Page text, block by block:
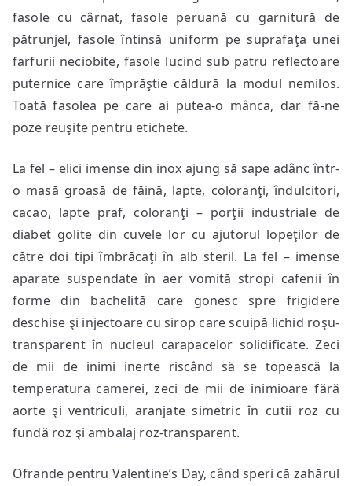
fasole cu cârnat, fasole peruană cu garnitură de
pătrunjel, fasole întinsă uniform pe suprafaţa unei
farfurii neciobite, fasole lucind sub patru reflectoare
puternice care împrăştie căldură la modul nemilos.
Toată fasolea pe care ai putea-o mânca, dar fă-ne
poze reuşite pentru etichete.
La fel – elici imense din inox ajung să sape adânc într-
o masă groasă de făină, lapte, coloranţi, îndulcitori,
cacao, lapte praf, coloranţi – porţii industriale de
diabet golite din cuvele lor cu ajutorul lopeţilor de
către doi tipi îmbrăcaţi în alb steril. La fel – imense
aparate suspendate în aer vomită stropi cafenii în
forme din bachelită care gonesc spre frigidere
deschise şi injectoare cu sirop care scuipă lichid roşu-
transparent în nucleul carapacelor solidificate. Zeci
de mii de inimi inerte riscând să se topească la
temperatura camerei, zeci de mii de inimioare fără
aorte şi ventriculi, aranjate simetric în cutii roz cu
fundă roz şi ambalaj roz-transparent.
Ofrande pentru Valentine’s Day, când speri că zahărul